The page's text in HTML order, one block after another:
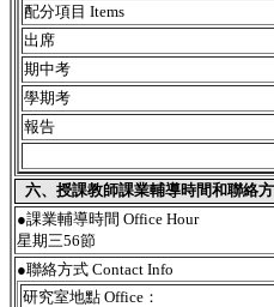
配分項目 Items
出席
期中考
學期考
報告
六、授課教師課業輔導時間和聯絡
●課業輔導時間 Office Hour
星期三56節
●聯絡方式 Contact Info
研究室地點 Office：